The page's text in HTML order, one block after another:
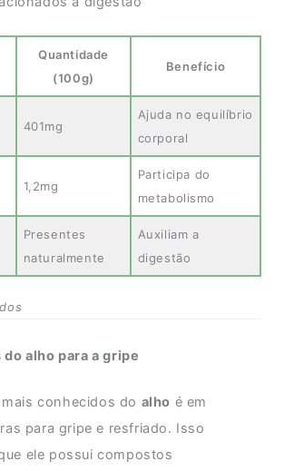
Quantidade
(100g)
Benefício
401mg
Ajuda no equilíbrio
corporal
1,2mg
Participa do
metabolismo
Presentes
naturalmente
Auxiliam a
digestão
alho para a gripe
conhecidos do alho é em
para gripe e resfriado. Isso
ele possui compostos